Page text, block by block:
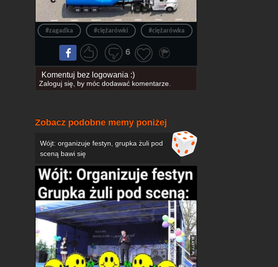
#zagadka #ciężarówki #ciężarówka
6
Komentuj bez logowania :)
Zaloguj się, by móc dodawać komentarze.
Zobacz podobne memy poniżej
Wójt: organizuje festyn, grupka żuli pod
sceną bawi się